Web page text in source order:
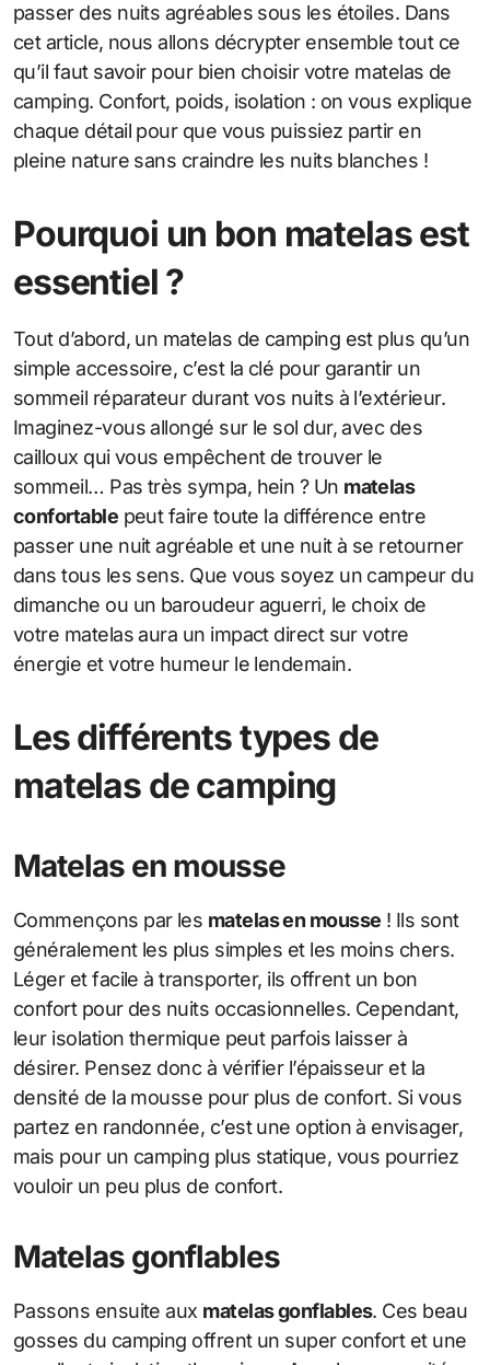
passer des nuits agréables sous les étoiles. Dans
cet article, nous allons décrypter ensemble tout ce
qu’il faut savoir pour bien choisir votre matelas de
camping. Confort, poids, isolation : on vous explique
chaque détail pour que vous puissiez partir en
pleine nature sans craindre les nuits blanches !
Pourquoi un bon matelas est
essentiel ?
Tout d’abord, un matelas de camping est plus qu’un
simple accessoire, c’est la clé pour garantir un
sommeil réparateur durant vos nuits à l’extérieur.
Imaginez-vous allongé sur le sol dur, avec des
cailloux qui vous empêchent de trouver le
sommeil… Pas très sympa, hein ? Un matelas
confortable peut faire toute la différence entre
passer une nuit agréable et une nuit à se retourner
dans tous les sens. Que vous soyez un campeur du
dimanche ou un baroudeur aguerri, le choix de
votre matelas aura un impact direct sur votre
énergie et votre humeur le lendemain.
Les différents types de
matelas de camping
Matelas en mousse
Commençons par les matelas en mousse ! Ils sont
généralement les plus simples et les moins chers.
Léger et facile à transporter, ils offrent un bon
confort pour des nuits occasionnelles. Cependant,
leur isolation thermique peut parfois laisser à
désirer. Pensez donc à vérifier l’épaisseur et la
densité de la mousse pour plus de confort. Si vous
partez en randonnée, c’est une option à envisager,
mais pour un camping plus statique, vous pourriez
vouloir un peu plus de confort.
Matelas gonflables
Passons ensuite aux matelas gonflables. Ces beau
gosses du camping offrent un super confort et une